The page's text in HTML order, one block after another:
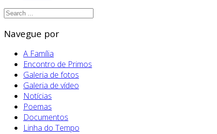
Navegue por
A Família
Encontro de Primos
Galeria de fotos
Galeria de vídeo
Notícias
Poemas
Documentos
Linha do Tempo